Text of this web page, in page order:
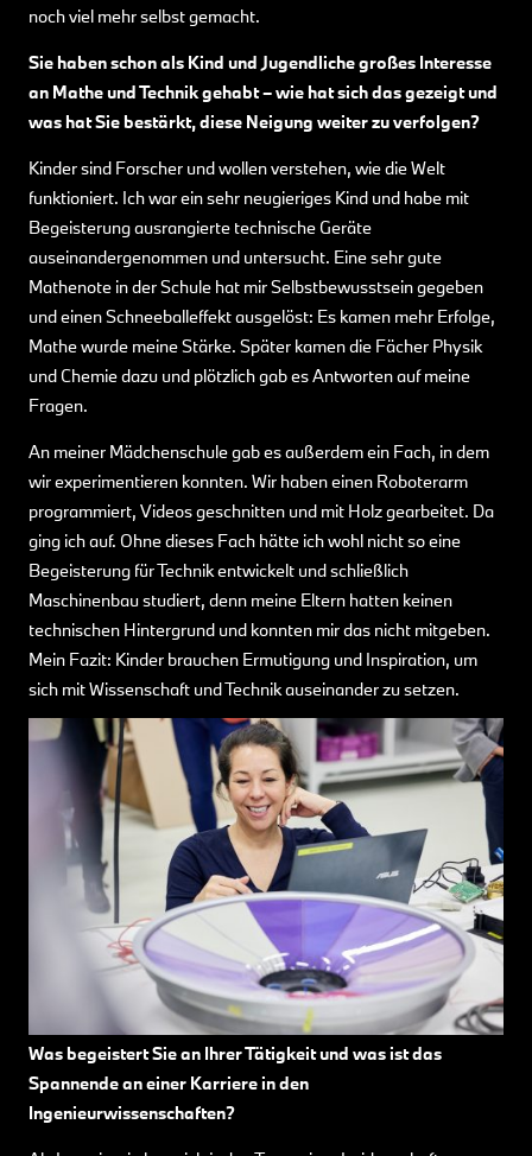
noch viel mehr selbst gemacht.
Sie haben schon als Kind und Jugendliche großes Interesse
an Mathe und Technik gehabt – wie hat sich das gezeigt und
was hat Sie bestärkt, diese Neigung weiter zu verfolgen?
Kinder sind Forscher und wollen verstehen, wie die Welt
funktioniert. Ich war ein sehr neugieriges Kind und habe mit
Begeisterung ausrangierte technische Geräte
auseinandergenommen und untersucht. Eine sehr gute
Mathenote in der Schule hat mir Selbstbewusstsein gegeben
und einen Schneeballeffekt ausgelöst: Es kamen mehr Erfolge,
Mathe wurde meine Stärke. Später kamen die Fächer Physik
und Chemie dazu und plötzlich gab es Antworten auf meine
Fragen.
An meiner Mädchenschule gab es außerdem ein Fach, in dem
wir experimentieren konnten. Wir haben einen Roboterarm
programmiert, Videos geschnitten und mit Holz gearbeitet. Da
ging ich auf. Ohne dieses Fach hätte ich wohl nicht so eine
Begeisterung für Technik entwickelt und schließlich
Maschinenbau studiert, denn meine Eltern hatten keinen
technischen Hintergrund und konnten mir das nicht mitgeben.
Mein Fazit: Kinder brauchen Ermutigung und Inspiration, um
sich mit Wissenschaft und Technik auseinander zu setzen.
Was begeistert Sie an Ihrer Tätigkeit und was ist das
Spannende an einer Karriere in den
Ingenieurwissenschaften?